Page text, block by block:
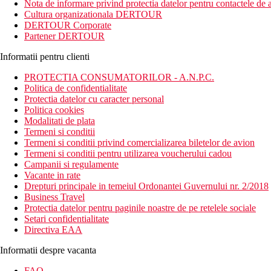
Nota de informare privind protectia datelor pentru contactele de
Cultura organizationala DERTOUR
DERTOUR Corporate
Partener DERTOUR
Informatii pentru clienti
PROTECTIA CONSUMATORILOR - A.N.P.C.
Politica de confidentialitate
Protectia datelor cu caracter personal
Politica cookies
Modalitati de plata
Termeni si conditii
Termeni si conditii privind comercializarea biletelor de avion
Termeni si conditii pentru utilizarea voucherului cadou
Campanii si regulamente
Vacante in rate
Drepturi principale in temeiul Ordonantei Guvernului nr. 2/2018
Business Travel
Protectia datelor pentru paginile noastre de pe retelele sociale
Setari confidentialitate
Directiva EAA
Informatii despre vacanta